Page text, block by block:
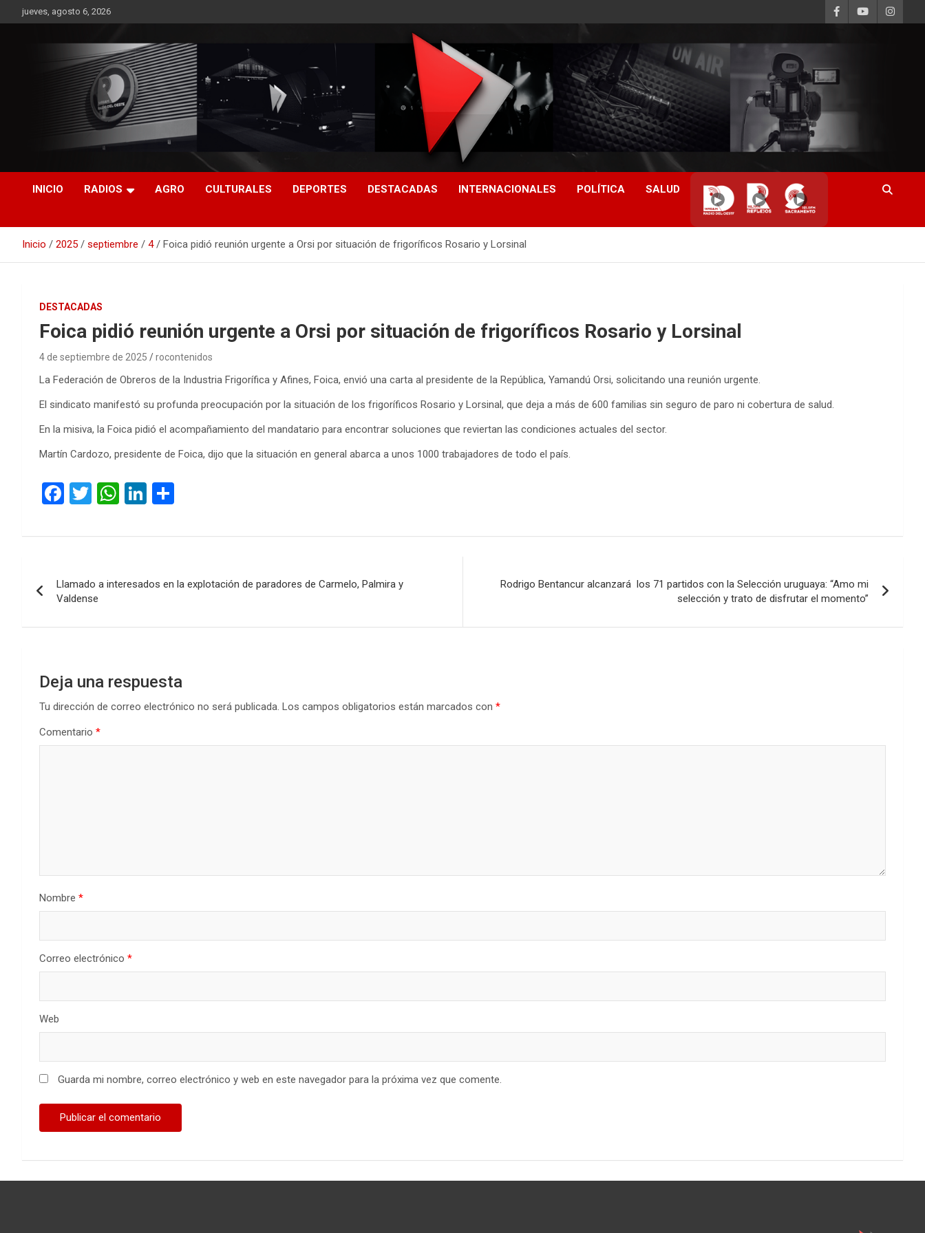
Saltar
al
jueves, agosto 6, 2026
RO CONTENIDOS
INICIO RADIOS AGRO CULTURALES DEPORTES DESTACADAS INTERNACIONALES POLÍTICA SALUD
▶ ▶ ▶
Inicio 2025 septiembre 4 Foica pidió reunión urgente a Orsi por situación de frigoríficos Rosario y Lorsinal
DESTACADAS
Foica pidió reunión urgente a Orsi por situación de frigoríficos Rosario y Lorsinal
4 de septiembre de 2025 rocontenidos
La Federación de Obreros de la Industria Frigorífica y Afines, Foica, envió una carta al presidente de la República, Yamandú Orsi, solicitando una reunión urgente.
El sindicato manifestó su profunda preocupación por la situación de los frigoríficos Rosario y Lorsinal, que deja a más de 600 familias sin seguro de paro ni cobertura de salud.
En la misiva, la Foica pidió el acompañamiento del mandatario para encontrar soluciones que reviertan las condiciones actuales del sector.
Martín Cardozo, presidente de Foica, dijo que la situación en general abarca a unos 1000 trabajadores de todo el país.
F
ce
o
o
k
T
tt
W
at
A
p
Li
ke
n
m
ar
de
entradas
Llamado a interesados en la explotación de paradores de Carmelo, Palmira y
Valdense
Rodrigo Bentancur alcanzará los 71 partidos con la Selección uruguaya: “Amo mi
selección y trato de disfrutar el momento”
Deja una respuesta
Tu dirección de correo electrónico no será publicada. Los campos obligatorios están marcados con *
Comentario *
Nombre *
Correo electrónico *
Web
Guarda mi nombre, correo electrónico y web en este navegador para la próxima vez que comente.